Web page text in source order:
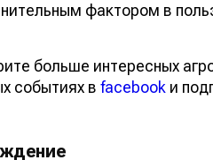
фактором в
больше интересных
событиях в facebook и